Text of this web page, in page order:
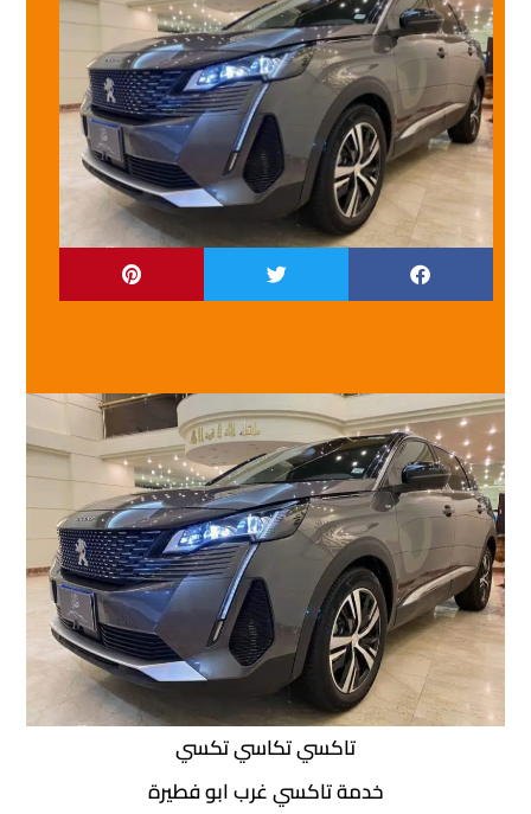
تاكسي تكاسي تكسي
خدمة تاكسي غرب ابو فطيرة